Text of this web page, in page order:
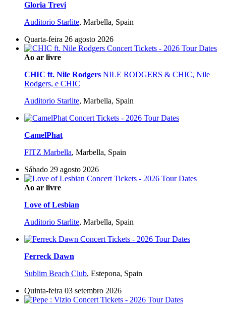
Gloria Trevi
Auditorio Starlite, Marbella, Spain
Quarta-feira 26 agosto 2026
Ao ar livre
CHIC ft. Nile Rodgers NILE RODGERS & CHIC, Nile
Rodgers, e CHIC
Auditorio Starlite, Marbella, Spain
CamelPhat
FITZ Marbella, Marbella, Spain
Sábado 29 agosto 2026
Ao ar livre
Love of Lesbian
Auditorio Starlite, Marbella, Spain
Ferreck Dawn
Sublim Beach Club, Estepona, Spain
Quinta-feira 03 setembro 2026